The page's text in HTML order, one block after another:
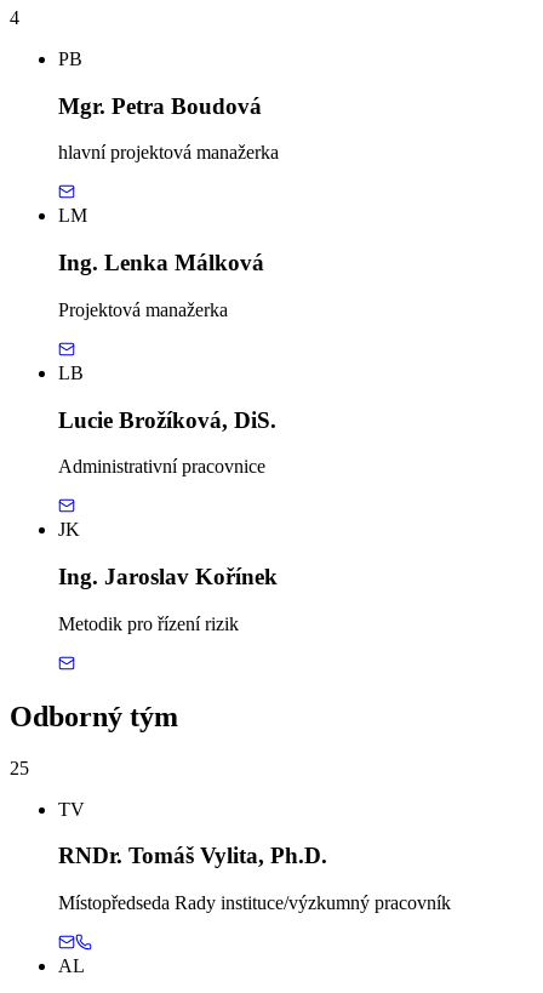
4
PB
Mgr. Petra Boudová
hlavní projektová manažerka
LM
Ing. Lenka Málková
Projektová manažerka
LB
Lucie Brožíková, DiS.
Administrativní pracovnice
JK
Ing. Jaroslav Kořínek
Metodik pro řízení rizik
Odborný tým
25
TV
RNDr. Tomáš Vylita, Ph.D.
Místopředseda Rady instituce/výzkumný pracovník
AL